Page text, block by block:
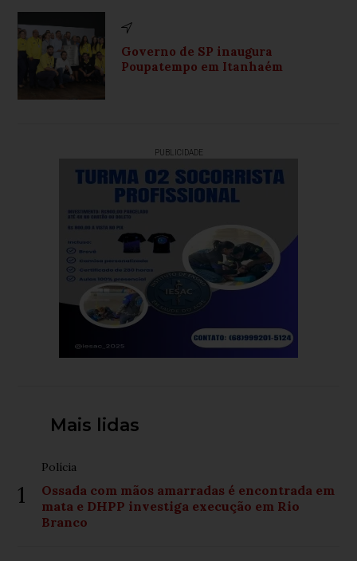
Governo de SP inaugura
Poupatempo em Itanhaém
PUBLICIDADE
Mais lidas
1
Polícia
Ossada com mãos amarradas é encontrada em
mata e DHPP investiga execução em Rio
Branco